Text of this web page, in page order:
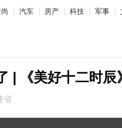
汽车 房产 科技 军事
| 《美好十二时辰
省